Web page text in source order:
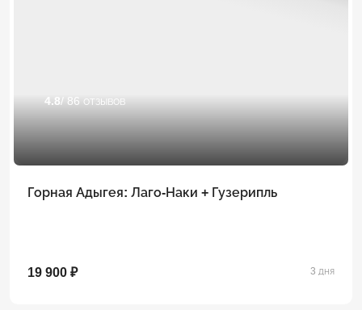
4.8/ 86 отзывов
Горная Адыгея: Лаго-Наки + Гузерипль
19 900 ₽ 3 дня